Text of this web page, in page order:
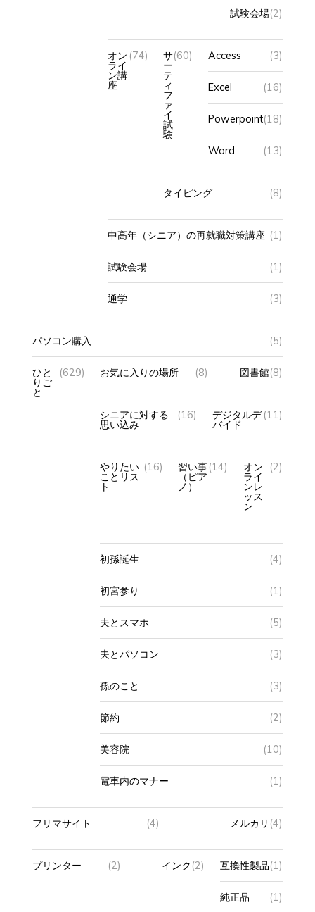
試験会場 (2)
オン
ライ
ン講
座
(74) サ
ー
テ
ィ
フ
ァ
イ
試
験
(60) Access (3)
Excel (16)
Powerpoint (18)
Word (13)
タイピング (8)
中高年（シニア）の再就職対策講座 (1)
試験会場 (1)
通学 (3)
パソコン購入 (5)
ひと
りご
と
(629) お気に入りの場所 (8) 図書館(8)
シニアに対する
思い込み
(16) デジタルデ
バイド
(11)
やりたい
ことリス
ト
(16) 習い事
（ピア
ノ）
(14) オン
ライ
ンレ
ッス
ン
(2)
初孫誕生 (4)
初宮参り (1)
夫とスマホ (5)
夫とパソコン (3)
孫のこと (3)
節約 (2)
美容院 (10)
電車内のマナー (1)
フリマサイト (4) メルカリ (4)
プリンター (2) インク (2) 互換性製品 (1)
純正品 (1)